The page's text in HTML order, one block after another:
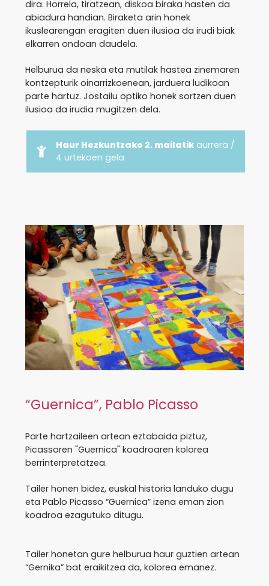
dira. Horrela, tiratzean, diskoa biraka hasten da
abiadura handian. Biraketa arin honek
ikuslearengan eragiten duen ilusioa da irudi biak
elkarren ondoan daudela.
Helburua da neska eta mutilak hastea zinemaren
kontzepturik oinarrizkoenean, jarduera ludikoan
parte hartuz. Jostailu optiko honek sortzen duen
ilusioa da irudia mugitzen dela.
Haur Hezkuntzako 2. mailatikaurrera /
4 urtekoen gela
“Guernica”, Pablo Picasso
Parte hartzaileen artean eztabaida piztuz,
Picassoren "Guernica" koadroaren kolorea
berrinterpretatzea.
Tailer honen bidez, euskal historia landuko dugu
eta Pablo Picasso “Guernica” izena eman zion
koadroa ezagutuko ditugu.
Tailer honetan gure helburua haur guztien artean
“Gernika” bat eraikitzea da, kolorea emanez.